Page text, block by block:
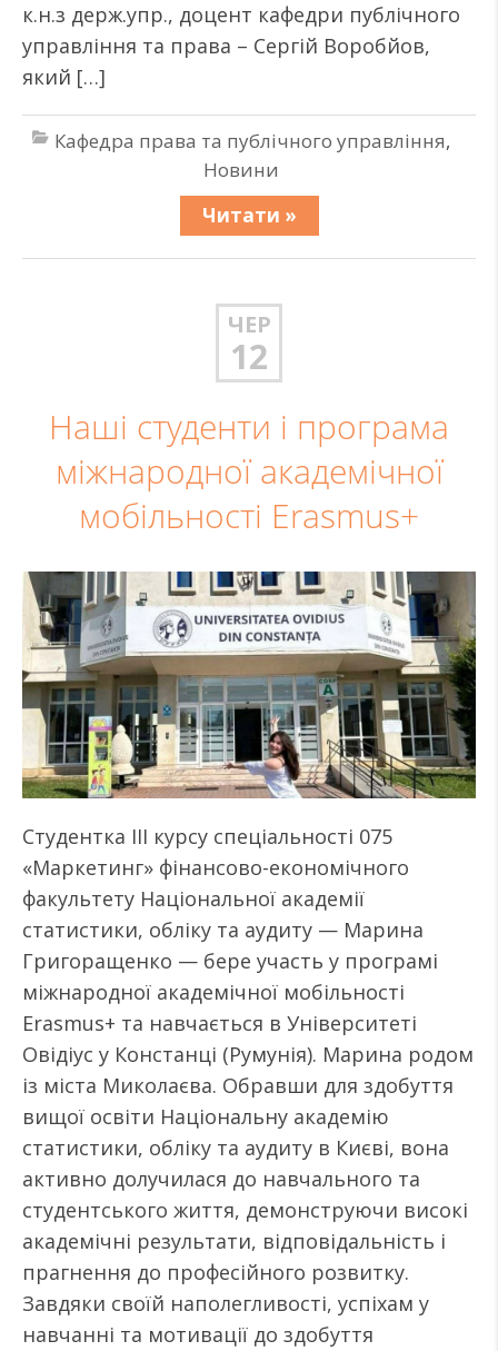
к.н.з держ.упр., доцент кафедри публічного
управління та права – Сергій Воробйов,
який […]
Кафедра права та публічного управління,
Новини
Читати »
ЧЕР
12
Наші студенти і програма
міжнародної академічної
мобільності Erasmus+
Студентка ІІІ курсу спеціальності 075
«Маркетинг» фінансово-економічного
факультету Національної академії
статистики, обліку та аудиту — Марина
Григоращенко — бере участь у програмі
міжнародної академічної мобільності
Erasmus+ та навчається в Університеті
Овідіус у Констанці (Румунія). Марина родом
із міста Миколаєва. Обравши для здобуття
вищої освіти Національну академію
статистики, обліку та аудиту в Києві, вона
активно долучилася до навчального та
студентського життя, демонструючи високі
академічні результати, відповідальність і
прагнення до професійного розвитку.
Завдяки своїй наполегливості, успіхам у
навчанні та мотивації до здобуття